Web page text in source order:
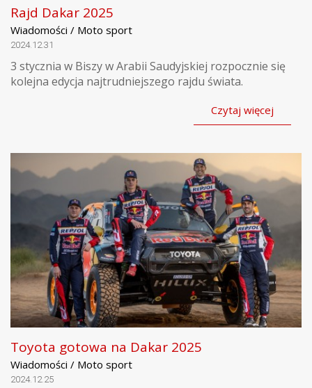
Rajd Dakar 2025
Wiadomości / Moto sport
2024.12.31
3 stycznia w Biszy w Arabii Saudyjskiej rozpocznie się
kolejna edycja najtrudniejszego rajdu świata.
Czytaj więcej
Toyota gotowa na Dakar 2025
Wiadomości / Moto sport
2024.12.25